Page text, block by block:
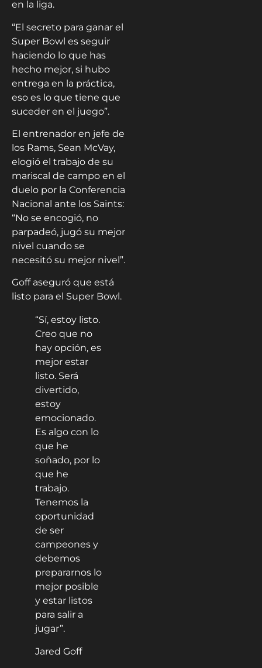
en la liga.
“El secreto para ganar el
Super Bowl es seguir
haciendo lo que has
hecho mejor, si hubo
entrega en la práctica,
eso es lo que tiene que
suceder en el juego”.
El entrenador en jefe de
los Rams, Sean McVay,
elogió el trabajo de su
mariscal de campo en el
duelo por la Conferencia
Nacional ante los Saints:
“No se encogió, no
parpadeó, jugó su mejor
nivel cuando se
necesitó su mejor nivel”.
Goff aseguró que está
listo para el Super Bowl.
“Sí, estoy listo.
Creo que no
hay opción, es
mejor estar
listo. Será
divertido,
estoy
emocionado.
Es algo con lo
que he
soñado, por lo
que he
trabajo.
Tenemos la
oportunidad
de ser
campeones y
debemos
prepararnos lo
mejor posible
y estar listos
para salir a
jugar”.
Jared Goff